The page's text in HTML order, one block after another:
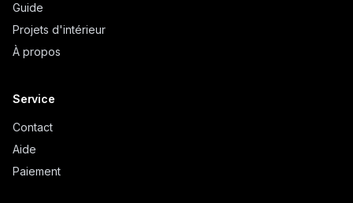
Guide
Projets d'intérieur
À propos
Service
Contact
Aide
Paiement